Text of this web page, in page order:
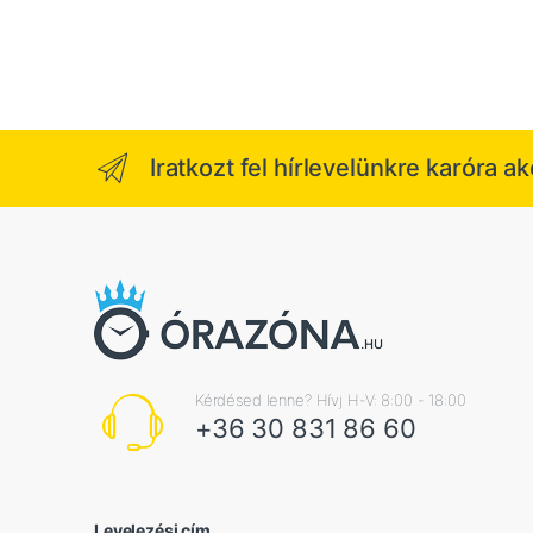
Iratkozt fel hírlevelünkre karóra
Kérdésed lenne? Hívj H-V: 8:00 - 18:00
+36 30 831 86 60